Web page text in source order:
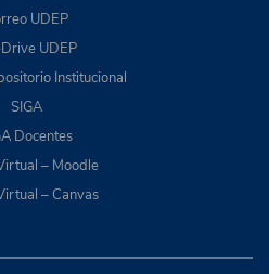
UDEP
UDEP
Institucional
SIGA
Docentes
– Moodle
– Canvas